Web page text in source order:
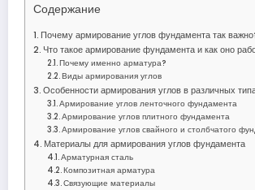
Содержание
Почему армирование углов фундамента так
Что такое армирование фундамента и как оно
Почему именно арматура?
Виды армирования углов
Особенности армирования углов в различных
Армирование углов ленточного фундамента
Армирование углов плитного фундамента
Армирование углов свайного и столбчатого
Материалы для армирования углов фундамента
Арматурная сталь
Композитная арматура
Связующие материалы